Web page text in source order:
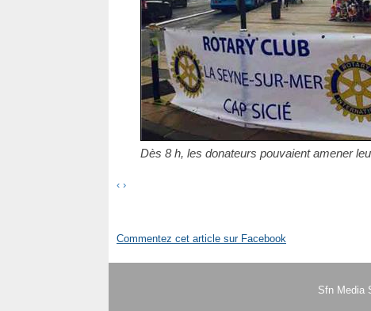
Dès 8 h, les donateurs pouvaient amener
‹ ›
Commentez cet article sur Facebook
Sfn Media